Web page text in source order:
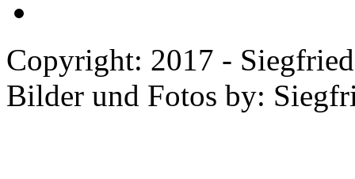
Copyright: 2017 -
Bilder und Fotos by: